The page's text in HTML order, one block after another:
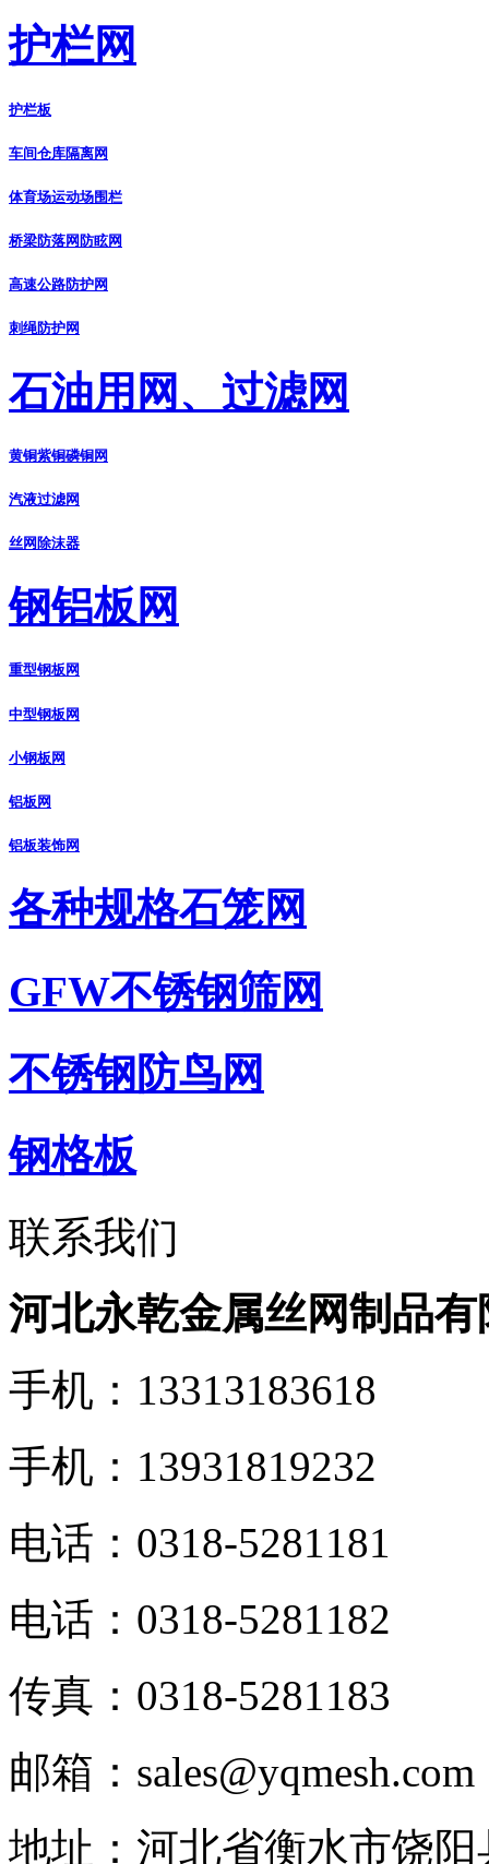
护栏网
护栏板
车间仓库隔离网
体育场运动场围栏
桥梁防落网防眩网
高速公路防护网
刺绳防护网
石油用网、过滤网
黄铜紫铜磷铜网
汽液过滤网
丝网除沫器
钢铝板网
重型钢板网
中型钢板网
小钢板网
铝板网
铝板装饰网
各种规格石笼网
GFW不锈钢筛网
不锈钢防鸟网
钢格板
联系我们
河北永乾金属丝网制品有
手机：13313183618
手机：13931819232
电话：0318-5281181
电话：0318-5281182
传真：0318-5281183
邮箱：sales@yqmesh.com
地址：河北省衡水市饶